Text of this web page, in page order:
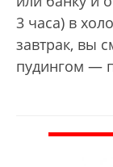
3 часа) в
завтрак, вы
пудингом —